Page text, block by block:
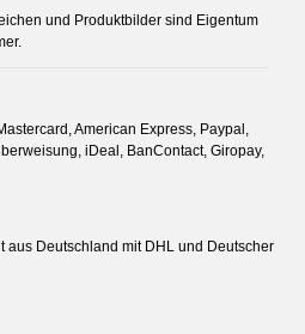
und Produktbilder sind Eigentum
American Express, Paypal,
iDeal, BanContact, Giropay,
aus Deutschland mit DHL und Deutscher